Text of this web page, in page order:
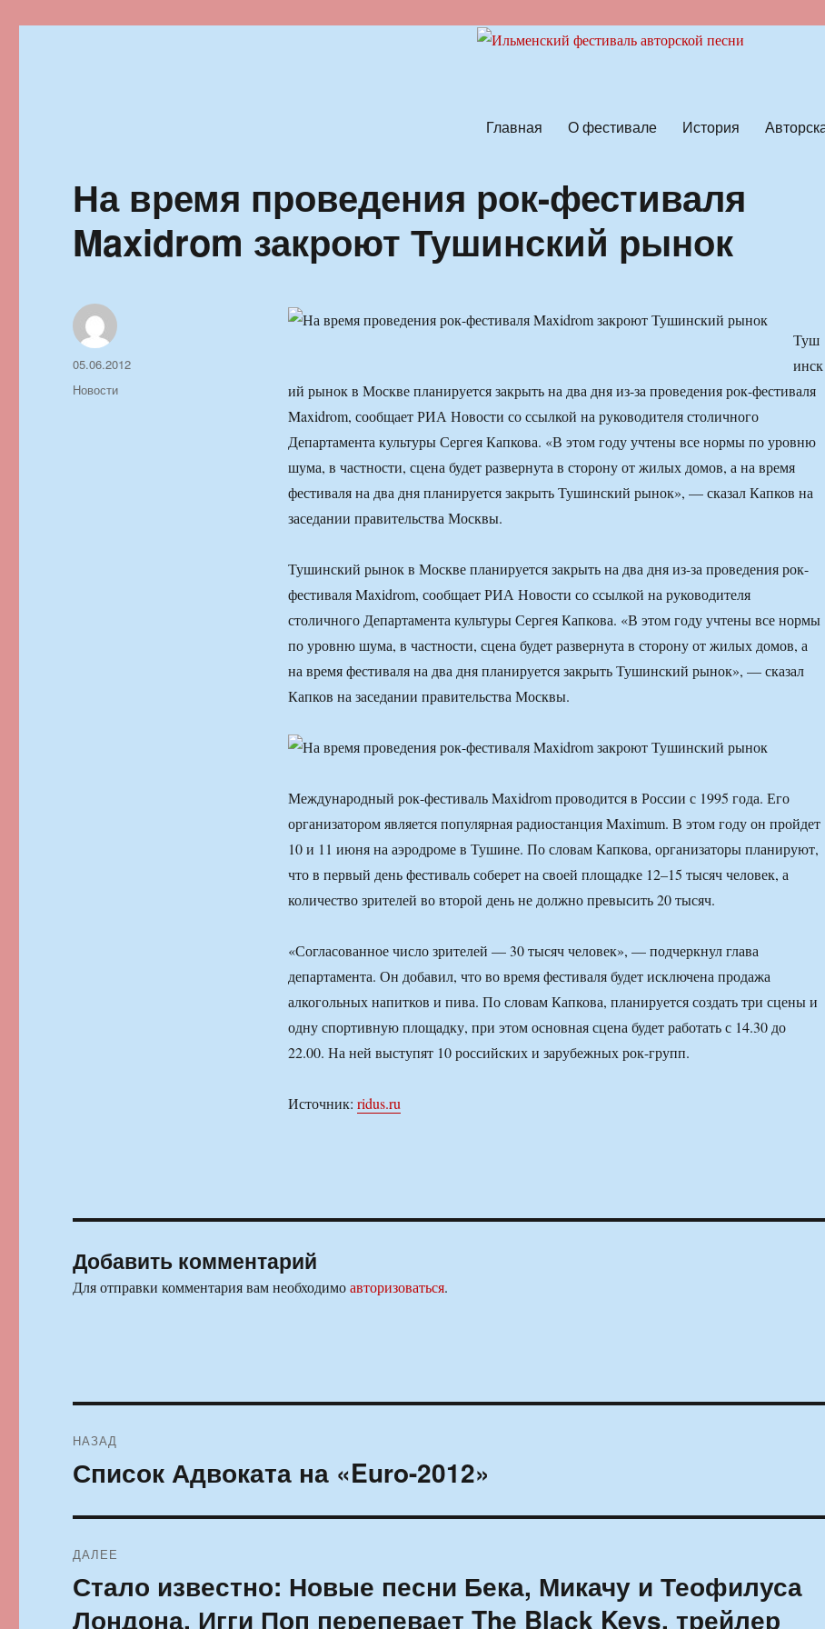
Главная О фестивале История
На время проведения рок-фестиваля
Maxidrom закроют Тушинский рынок
Туш
инск
ий рынок в Москве планируется закрыть на два дня из-за проведения рок-фестиваля
Maxidrom, сообщает РИА Новости со ссылкой на руководителя столичного
Департамента культуры Сергея Капкова. «В этом году учтены все нормы по уровню
шума, в частности, сцена будет развернута в сторону от жилых домов, а на время
фестиваля на два дня планируется закрыть Тушинский рынок», — сказал Капков на
заседании правительства Москвы.
Тушинский рынок в Москве планируется закрыть на два дня из-за проведения рок-
фестиваля Maxidrom, сообщает РИА Новости со ссылкой на руководителя
столичного Департамента культуры Сергея Капкова. «В этом году учтены все нормы
по уровню шума, в частности, сцена будет развернута в сторону от жилых домов, а
на время фестиваля на два дня планируется закрыть Тушинский рынок», — сказал
Капков на заседании правительства Москвы.
Международный рок-фестиваль Maxidrom проводится в России с 1995 года. Его
организатором является популярная радиостанция Maximum. В этом году он пройдет
10 и 11 июня на аэродроме в Тушине. По словам Капкова, организаторы планируют,
что в первый день фестиваль соберет на своей площадке 12–15 тысяч человек, а
количество зрителей во второй день не должно превысить 20 тысяч.
«Согласованное число зрителей — 30 тысяч человек», — подчеркнул глава
департамента. Он добавил, что во время фестиваля будет исключена продажа
алкогольных напитков и пива. По словам Капкова, планируется создать три сцены и
одну спортивную площадку, при этом основная сцена будет работать с 14.30 до
22.00. На ней выступят 10 российских и зарубежных рок-групп.
Источник: ridus.ru
Автор
Опубликовано
05.06.2012
Рубрики
Новости
Добавить комментарий
Для отправки комментария вам необходимоавторизоваться.
по
НАЗАД
Предыдущая
Список Адвоката на «Euro-2012»
ДАЛЕЕ
Следующая
Стало известно: Новые песни Бека, Микачу и Теофилуса
Лондона, Игги Поп перепевает The Black Keys, трейлер